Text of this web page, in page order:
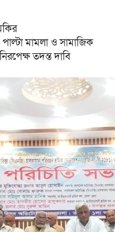
মামলা ও সামাজিক
তদন্ত দাবি